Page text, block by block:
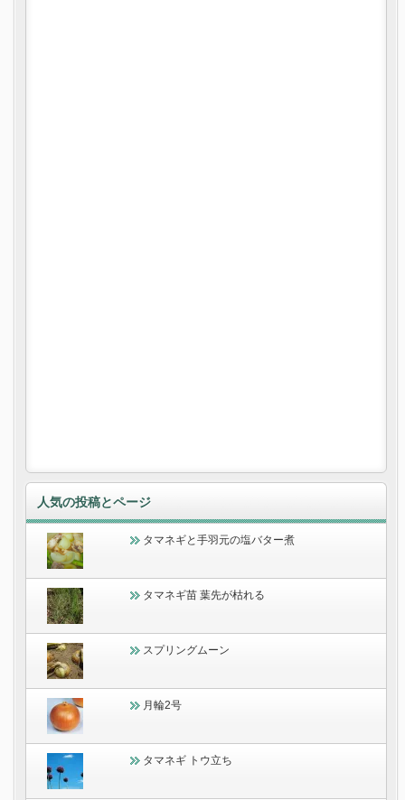
人気の投稿とページ
タマネギと手羽元の塩バター煮
タマネギ苗 葉先が枯れる
スプリングムーン
月輪2号
タマネギ トウ立ち